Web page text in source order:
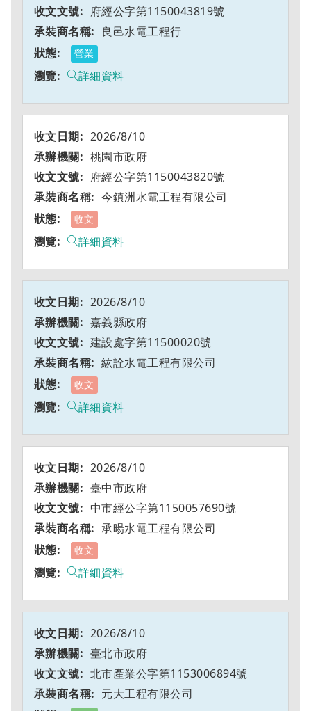
府經公字第1150043819號
良邑水電工程行
營業
詳細資料
2026/8/10
桃園市政府
府經公字第1150043820號
今鎮洲水電工程有限公司
收文
詳細資料
2026/8/10
嘉義縣政府
建設處字第11500020號
紘詮水電工程有限公司
收文
詳細資料
2026/8/10
臺中市政府
中市經公字第1150057690號
承暘水電工程有限公司
收文
詳細資料
2026/8/10
臺北市政府
北市產業公字第1153006894號
元大工程有限公司